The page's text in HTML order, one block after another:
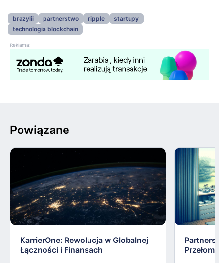
brazylii partnerstwo ripple
startupy
technologia blockchain
Reklama:
Powiązane
KarrierOne: Rewolucja w Globalnej
Łączności i Finansach